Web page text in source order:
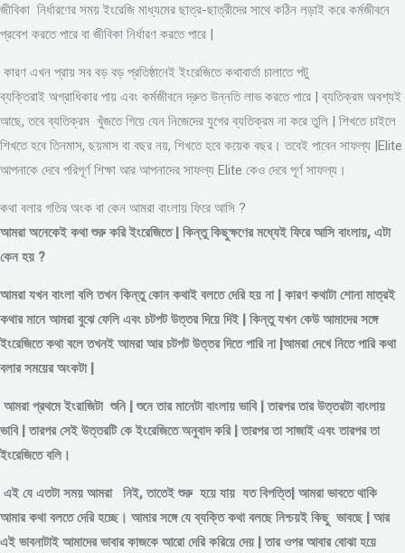
জীবিকা নির্ধারণের সময় ইংরেজি মাধ্যমের ছাত্র-ছাত্রীদের সাথে কঠিন লড়াই করে কর্মজীবনে
প্রবেশ করতে পারে বা জীবিকা নির্ধারণ করতে পারে |
কারণ এখন প্রায় সব বড় বড় প্রতিষ্ঠানেই ইংরেজিতে কথাবার্তা চালাতে পটু
ব্যক্তিরাই অগ্রাধিকার পায় এবং কর্মজীবনে দ্রুত উন্নতি লাভ করতে পারে | ব্যতিক্রম অবশ্যই
আছে, তবে ব্যতিক্রম খুঁজতে গিয়ে যেন নিজেদের যুগের ব্যতিক্রম না করে তুলি | শিখতে চাইলে
শিখতে হবে তিনমাস, ছয়মাস বা বছর নয়, শিখতে হবে কয়েক বছর। তবেই পাবেন সাফল্য |Elite
আপনাকে দেবে পরিপূর্ণ শিক্ষা আর আপনাদের সাফল্য Elite কেও দেবে পূর্ণ সাফল্য।
কথা বলার গতির অংক বা কেন আমরা বাংলায় ফিরে আসি ?
আমরা অনেকেই কথা শুরু করি ইংরেজিতে | কিন্তু কিছুক্ষণের মধ্যেই ফিরে আসি বাংলায়, এটা
কেন হয় ?
আমরা যখন বাংলা বলি তখন কিন্তু কোন কথাই বলতে দেরি হয় না | কারণ কথাটা শোনা মাত্রই
কথার মানে আমরা বুঝে ফেলি এবং চটপট উত্তর দিয়ে দিই | কিন্তু যখন কেউ আমাদের সঙ্গে
ইংরেজিতে কথা বলে তখনই আমরা আর চটপট উত্তর দিতে পারি না |আমরা দেখে নিতে পারি কথা
বলার সময়ের অংকটা |
আমরা প্রথমে ইংরাজিটা শুনি | শুনে তার মানেটা বাংলায় ভাবি | তারপর তার উত্তরটা বাংলায়
ভাবি | তারপর সেই উত্তরটি কে ইংরেজিতে অনুবাদ করি | তারপর তা সাজাই এবং তারপর তা
ইংরেজিতে বলি।
এই যে এতটা সময় আমরা নিই, তাতেই শুরু হয়ে যায় যত বিপত্তি| আমরা ভাবতে থাকি
আমার কথা বলতে দেরি হচ্ছে। আমার সঙ্গে যে ব্যক্তি কথা বলছে নিশ্চয়ই কিছু ভাবছে | আর
এই ভাবনাটাই আমাদের ভাবার কাজকে আরো দেরি করিয়ে দেয় | তার ওপর আবার বোঝা হয়ে